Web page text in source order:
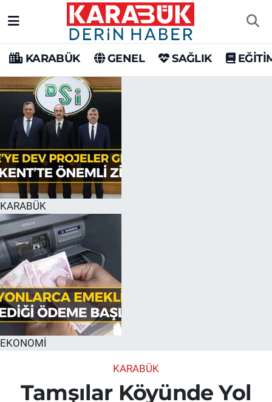
KARABÜK GENEL SAĞLIK
KARABÜK
EKONOMİ
KARABÜK
Tamşılar Köyünde Yol
Karabük Hava Durumu
Karabük Trafik Yoğunluk Haritası
Süper Lig Puan Durumu ve Fikstür
Tüm Manşetler
Son Dakika Haberleri
Haber Arşivi